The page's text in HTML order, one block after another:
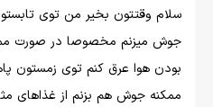
سلام وقتتون بخیر من توی
جوش میزنم مخصوصا در صورت
بودن هوا عرق کنم توی زمستون
ممکنه جوش هم بزنم از غذاهای